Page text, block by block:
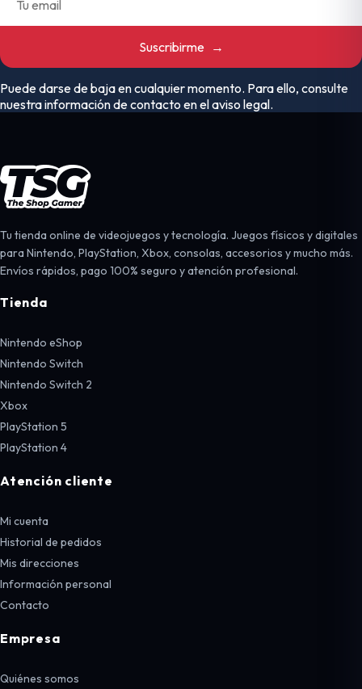
Suscribirme →
Puede darse de baja en cualquier momento. Para ello, consulte
nuestra información de contacto en el aviso legal.
Tu tienda online de videojuegos y tecnología. Juegos físicos y digitales
para Nintendo, PlayStation, Xbox, consolas, accesorios y mucho más.
Envíos rápidos, pago 100% seguro y atención profesional.
Tienda
Nintendo eShop
Nintendo Switch
Nintendo Switch 2
Xbox
PlayStation 5
PlayStation 4
Atención cliente
Mi cuenta
Historial de pedidos
Mis direcciones
Información personal
Contacto
Empresa
Quiénes somos